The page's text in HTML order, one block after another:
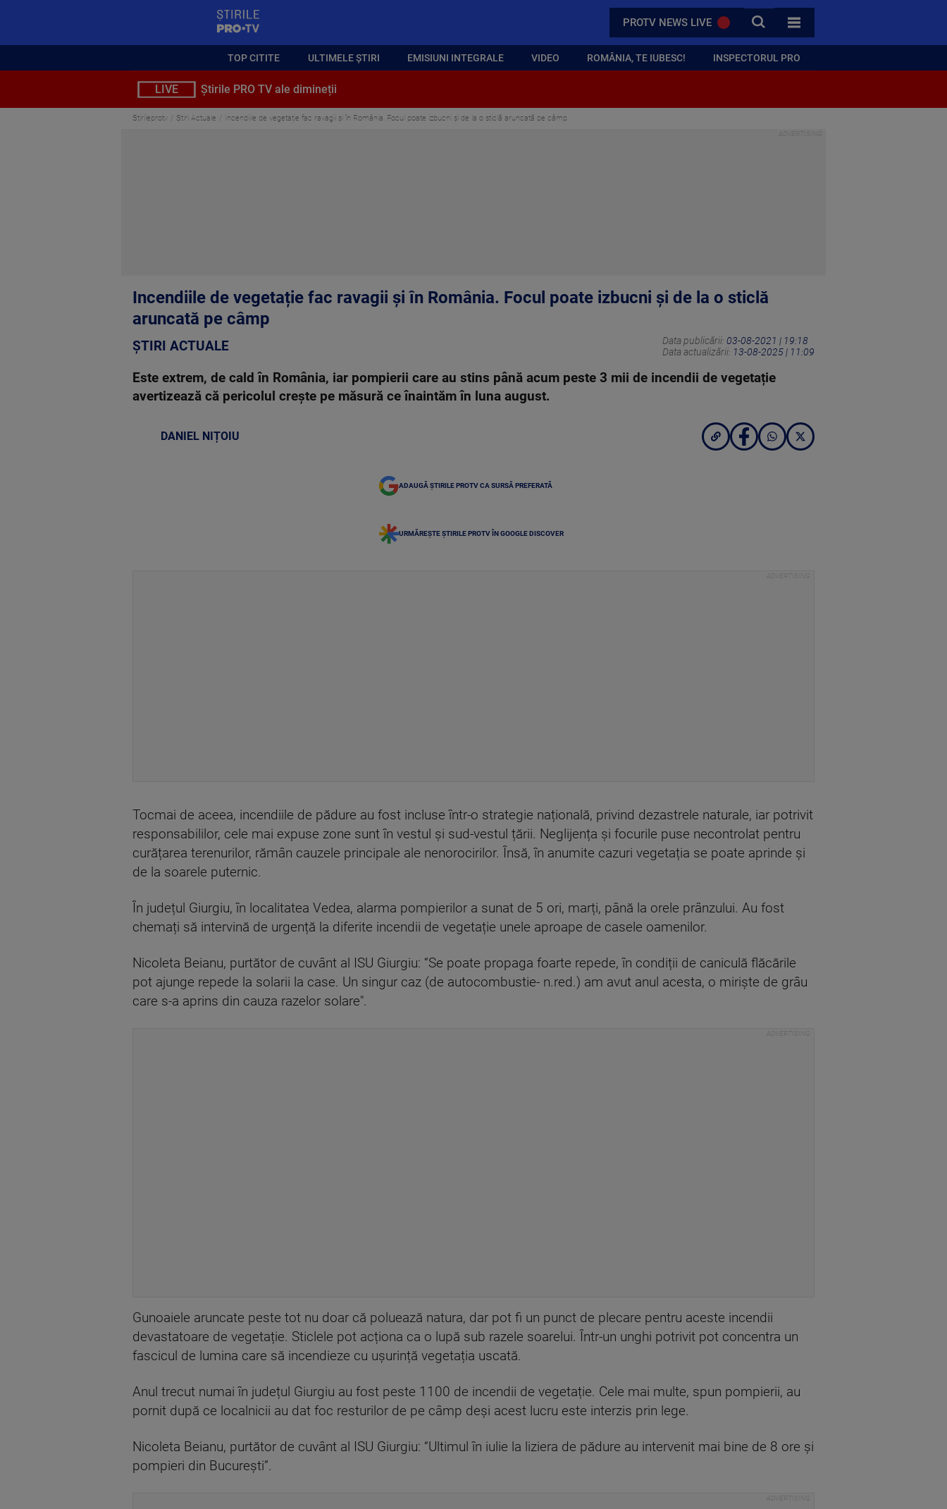
PROTV NEWS LIVE CAUTA
TOATE CATEGORIILE
TOP CITITE ULTIMELE ȘTIRI EMISIUNI INTEGRALE VIDEO ROMÂNIA, TE IUBESC! INSPECTORUL PRO
LIVE Știrile PRO TV ale dimineții
Stirileprotv Știri Actuale Incendiile de vegetație fac ravagii și în România. Focul poate izbucni și de la o sticlă aruncată pe câmp
Incendiile de vegetație fac ravagii și în România. Focul poate izbucni și de la o sticlă
aruncată pe câmp
ȘTIRI ACTUALE Data publicării: 03-08-2021 | 19:18
Data actualizării: 13-08-2025 | 11:09
Este extrem, de cald în România, iar pompierii care au stins până acum peste 3 mii de incendii de vegetație
avertizează că pericolul crește pe măsură ce înaintăm în luna august.
DANIEL NIȚOIU
ADAUGĂ ȘTIRILE PROTV CA SURSĂ PREFERATĂ
URMĂREȘTE ȘTIRILE PROTV ÎN GOOGLE DISCOVER
Tocmai de aceea, incendiile de pădure au fost incluse într-o strategie națională, privind dezastrele naturale, iar potrivit
responsabililor, cele mai expuse zone sunt în vestul și sud-vestul țării. Neglijența și focurile puse necontrolat pentru
curățarea terenurilor, rămân cauzele principale ale nenorocirilor. Însă, în anumite cazuri vegetația se poate aprinde și
de la soarele puternic.
În județul Giurgiu, în localitatea Vedea, alarma pompierilor a sunat de 5 ori, marți, până la orele prânzului. Au fost
chemați să intervină de urgență la diferite incendii de vegetație unele aproape de casele oamenilor.
Nicoleta Beianu, purtător de cuvânt al ISU Giurgiu: “Se poate propaga foarte repede, în condiții de caniculă flăcările
pot ajunge repede la solarii la case. Un singur caz (de autocombustie- n.red.) am avut anul acesta, o miriște de grâu
care s-a aprins din cauza razelor solare".
Gunoaiele aruncate peste tot nu doar că poluează natura, dar pot fi un punct de plecare pentru aceste incendii
devastatoare de vegetație. Sticlele pot acționa ca o lupă sub razele soarelui. Într-un unghi potrivit pot concentra un
fascicul de lumina care să incendieze cu ușurință vegetația uscată.
Anul trecut numai în județul Giurgiu au fost peste 1100 de incendii de vegetație. Cele mai multe, spun pompierii, au
pornit după ce localnicii au dat foc resturilor de pe câmp deși acest lucru este interzis prin lege.
Nicoleta Beianu, purtător de cuvânt al ISU Giurgiu: “Ultimul în iulie la liziera de pădure au intervenit mai bine de 8 ore și
pompieri din București”.